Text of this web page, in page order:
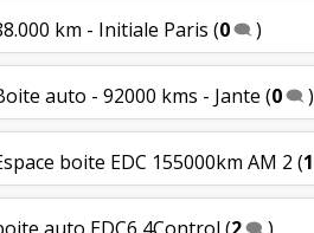
km - Initiale Paris (0 )
auto - 92000 kms - Jante (0 )
boite EDC 155000km AM 2 (1